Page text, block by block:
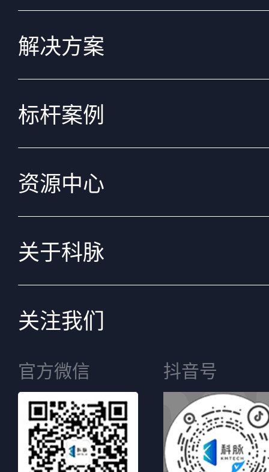
解决方案
标杆案例
资源中心
关于科脉
关注我们
官方微信 抖音号